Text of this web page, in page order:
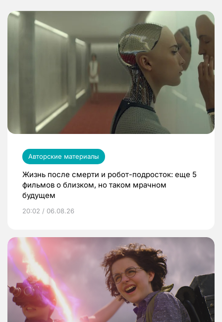
Авторские материалы
Жизнь после смерти и робот-подросток: еще 5
фильмов о близком, но таком мрачном
будущем
20:02 / 06.08.26